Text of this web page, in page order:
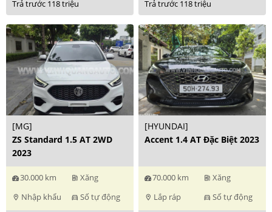
Trả trước 118 triệu Trả trước 118 triệu
[MG]
ZS Standard 1.5 AT 2WD
2023
30.000 km ev_station Xăng
location_on Nhập khẩu directions_car Số tự động
[HYUNDAI]
Accent 1.4 AT Đặc Biệt 2023
70.000 km ev_station Xăng
location_on Lắp ráp directions_car Số tự động